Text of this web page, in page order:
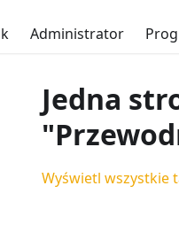
Administrator
Jedna
Wyświetl wszystkie